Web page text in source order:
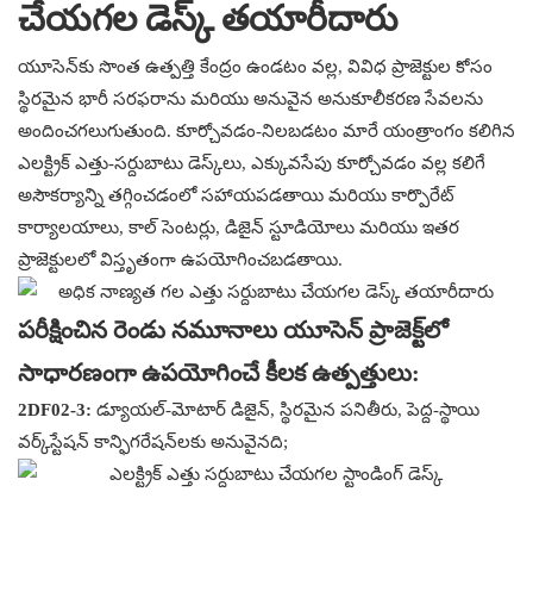
చేయగల డెస్క్ తయారీదారు
యూసెన్‌కు సొంత ఉత్పత్తి కేంద్రం ఉండటం వల్ల, వివిధ ప్రాజెక్టుల కోసం
స్థిరమైన భారీ సరఫరాను మరియు అనువైన అనుకూలీకరణ సేవలను
అందించగలుగుతుంది. కూర్చోవడం-నిలబడటం మారే యంత్రాంగం కలిగిన
ఎలక్ట్రిక్ ఎత్తు-సర్దుబాటు డెస్క్‌లు, ఎక్కువసేపు కూర్చోవడం వల్ల కలిగే
అసౌకర్యాన్ని తగ్గించడంలో సహాయపడతాయి మరియు కార్పొరేట్
కార్యాలయాలు, కాల్ సెంటర్లు, డిజైన్ స్టూడియోలు మరియు ఇతర
ప్రాజెక్టులలో విస్తృతంగా ఉపయోగించబడతాయి.
పరీక్షించిన రెండు నమూనాలు యూసెన్ ప్రాజెక్ట్‌లో
సాధారణంగా ఉపయోగించే కీలక ఉత్పత్తులు:
2DF02-3: డ్యూయల్-మోటార్ డిజైన్, స్థిరమైన పనితీరు, పెద్ద-స్థాయి
వర్క్‌స్టేషన్ కాన్ఫిగరేషన్‌లకు అనువైనది;